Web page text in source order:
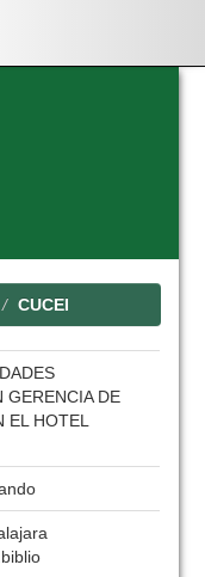
CUCEI
GERENCIA DE
EL HOTEL